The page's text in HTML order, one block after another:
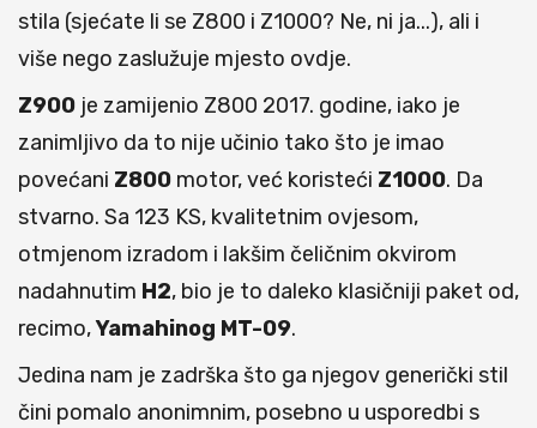
stila (sjećate li se Z800 i Z1000? Ne, ni ja...), ali i
više nego zaslužuje mjesto ovdje.
Z900 je zamijenio Z800 2017. godine, iako je
zanimljivo da to nije učinio tako što je imao
povećani Z800 motor, već koristeći Z1000. Da
stvarno. Sa 123 KS, kvalitetnim ovjesom,
otmjenom izradom i lakšim čeličnim okvirom
nadahnutim H2, bio je to daleko klasičniji paket od,
recimo,Yamahinog MT-09.
Jedina nam je zadrška što ga njegov generički stil
čini pomalo anonimnim, posebno u usporedbi s